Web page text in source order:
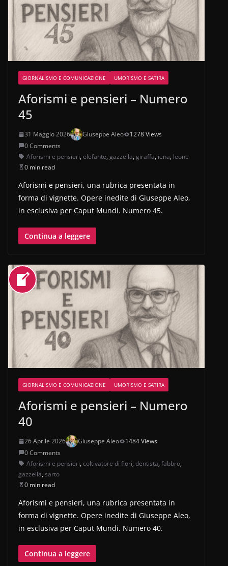
GIORNALISMO E COMUNICAZIONE UMORISMO E SATIRA
Aforismi e pensieri – Numero
45
31 Maggio 2026 Giuseppe Aleo
1278 Views
0 Comments
Aforismi e pensieri, elefante, gazzella, giraffa, iena, leone
0 min read
Aforismi e pensieri, una rubrica presentata in
forma di vignette. Opere inedite di Giuseppe Aleo,
in esclusiva per Caput Mundi. Numero 45.
Continua a leggere
GIORNALISMO E COMUNICAZIONE UMORISMO E SATIRA
Aforismi e pensieri – Numero
40
26 Aprile 2026 Giuseppe Aleo
1484 Views
0 Comments
Aforismi e pensieri, coltivatore di fiori, dentista, fabbro,
gazzella, sarto
0 min read
Aforismi e pensieri, una rubrica presentata in
forma di vignette. Opere inedite di Giuseppe Aleo,
in esclusiva per Caput Mundi. Numero 40.
Continua a leggere